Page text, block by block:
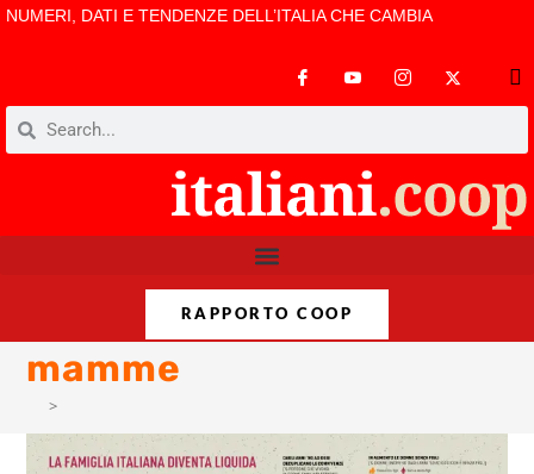
NUMERI, DATI E TENDENZE DELL’ITALIA CHE CAMBIA
RAPPORTO COOP
mamme
>